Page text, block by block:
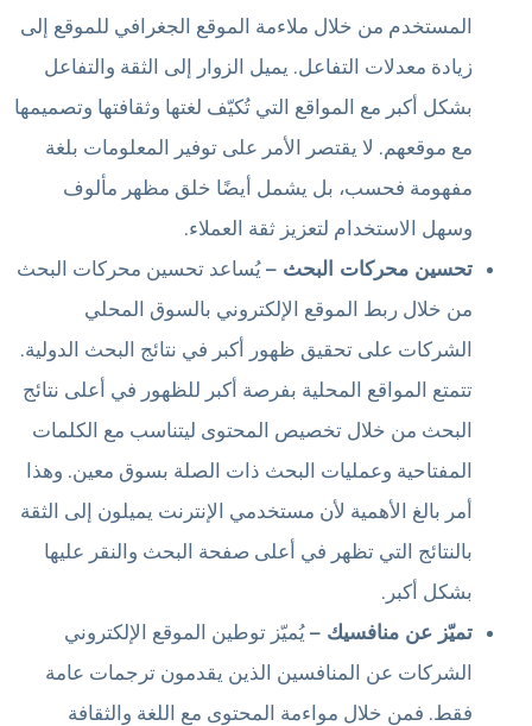
المستخدم من خلال ملاءمة الموقع الجغرافي للموقع إلى
زيادة معدلات التفاعل. يميل الزوار إلى الثقة والتفاعل
بشكل أكبر مع المواقع التي تُكيّف لغتها وثقافتها وتصميمها
مع موقعهم. لا يقتصر الأمر على توفير المعلومات بلغة
مفهومة فحسب، بل يشمل أيضًا خلق مظهر مألوف
وسهل الاستخدام لتعزيز ثقة العملاء.
تحسين محركات البحث – يُساعد تحسين محركات البحث
من خلال ربط الموقع الإلكتروني بالسوق المحلي
الشركات على تحقيق ظهور أكبر في نتائج البحث الدولية.
تتمتع المواقع المحلية بفرصة أكبر للظهور في أعلى نتائج
البحث من خلال تخصيص المحتوى ليتناسب مع الكلمات
المفتاحية وعمليات البحث ذات الصلة بسوق معين. وهذا
أمر بالغ الأهمية لأن مستخدمي الإنترنت يميلون إلى الثقة
بالنتائج التي تظهر في أعلى صفحة البحث والنقر عليها
بشكل أكبر.
تميّز عن منافسيك – يُميّز توطين الموقع الإلكتروني
الشركات عن المنافسين الذين يقدمون ترجمات عامة
فقط. فمن خلال مواءمة المحتوى مع اللغة والثقافة